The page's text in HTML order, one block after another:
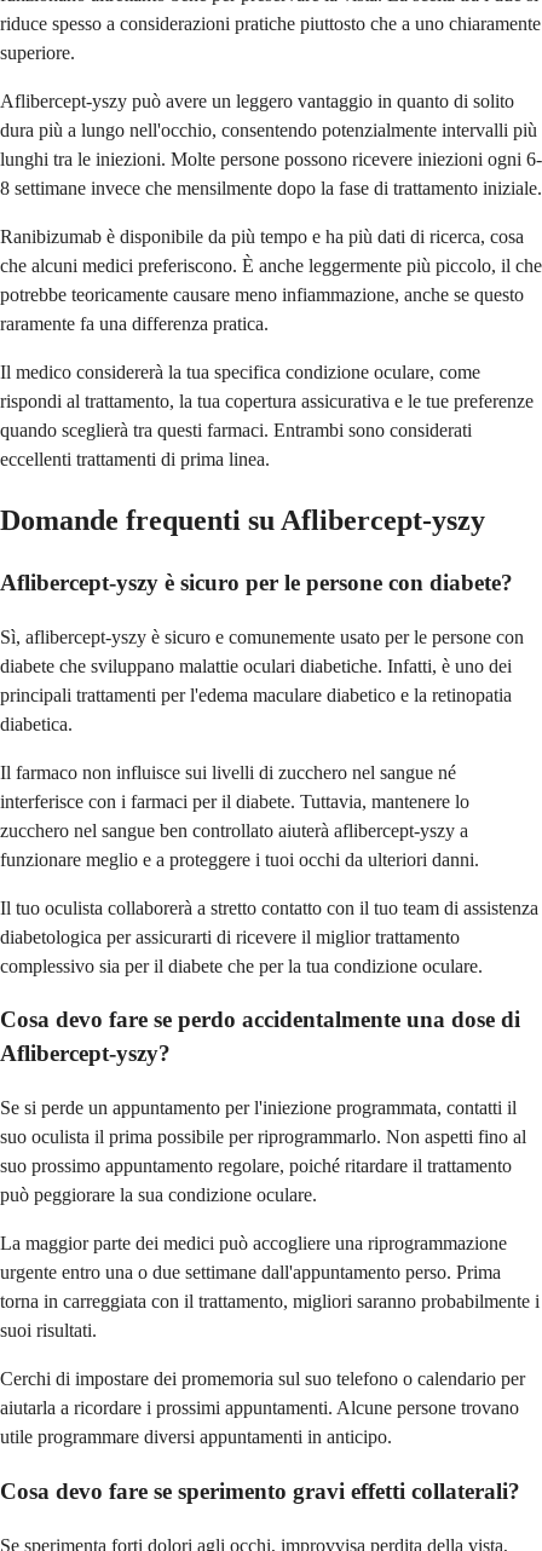
riduce spesso a considerazioni pratiche piuttosto che a uno chiaramente
superiore.
Aflibercept-yszy può avere un leggero vantaggio in quanto di solito
dura più a lungo nell'occhio, consentendo potenzialmente intervalli più
lunghi tra le iniezioni. Molte persone possono ricevere iniezioni ogni 6-
8 settimane invece che mensilmente dopo la fase di trattamento iniziale.
Ranibizumab è disponibile da più tempo e ha più dati di ricerca, cosa
che alcuni medici preferiscono. È anche leggermente più piccolo, il che
potrebbe teoricamente causare meno infiammazione, anche se questo
raramente fa una differenza pratica.
Il medico considererà la tua specifica condizione oculare, come
rispondi al trattamento, la tua copertura assicurativa e le tue preferenze
quando sceglierà tra questi farmaci. Entrambi sono considerati
eccellenti trattamenti di prima linea.
Domande frequenti su Aflibercept-yszy
Aflibercept-yszy è sicuro per le persone con diabete?
Sì, aflibercept-yszy è sicuro e comunemente usato per le persone con
diabete che sviluppano malattie oculari diabetiche. Infatti, è uno dei
principali trattamenti per l'edema maculare diabetico e la retinopatia
diabetica.
Il farmaco non influisce sui livelli di zucchero nel sangue né
interferisce con i farmaci per il diabete. Tuttavia, mantenere lo
zucchero nel sangue ben controllato aiuterà aflibercept-yszy a
funzionare meglio e a proteggere i tuoi occhi da ulteriori danni.
Il tuo oculista collaborerà a stretto contatto con il tuo team di assistenza
diabetologica per assicurarti di ricevere il miglior trattamento
complessivo sia per il diabete che per la tua condizione oculare.
Cosa devo fare se perdo accidentalmente una dose di
Aflibercept-yszy?
Se si perde un appuntamento per l'iniezione programmata, contatti il
suo oculista il prima possibile per riprogrammarlo. Non aspetti fino al
suo prossimo appuntamento regolare, poiché ritardare il trattamento
può peggiorare la sua condizione oculare.
La maggior parte dei medici può accogliere una riprogrammazione
urgente entro una o due settimane dall'appuntamento perso. Prima
torna in carreggiata con il trattamento, migliori saranno probabilmente i
suoi risultati.
Cerchi di impostare dei promemoria sul suo telefono o calendario per
aiutarla a ricordare i prossimi appuntamenti. Alcune persone trovano
utile programmare diversi appuntamenti in anticipo.
Cosa devo fare se sperimento gravi effetti collaterali?
Se sperimenta forti dolori agli occhi, improvvisa perdita della vista,